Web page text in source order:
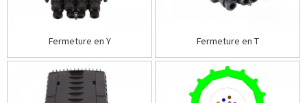
Fermeture en Y Fermeture en T